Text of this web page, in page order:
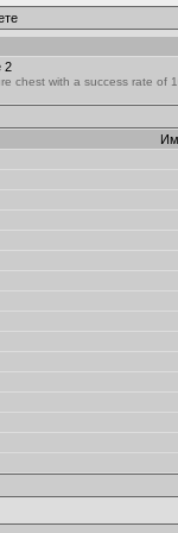
2
chest with a success rate of